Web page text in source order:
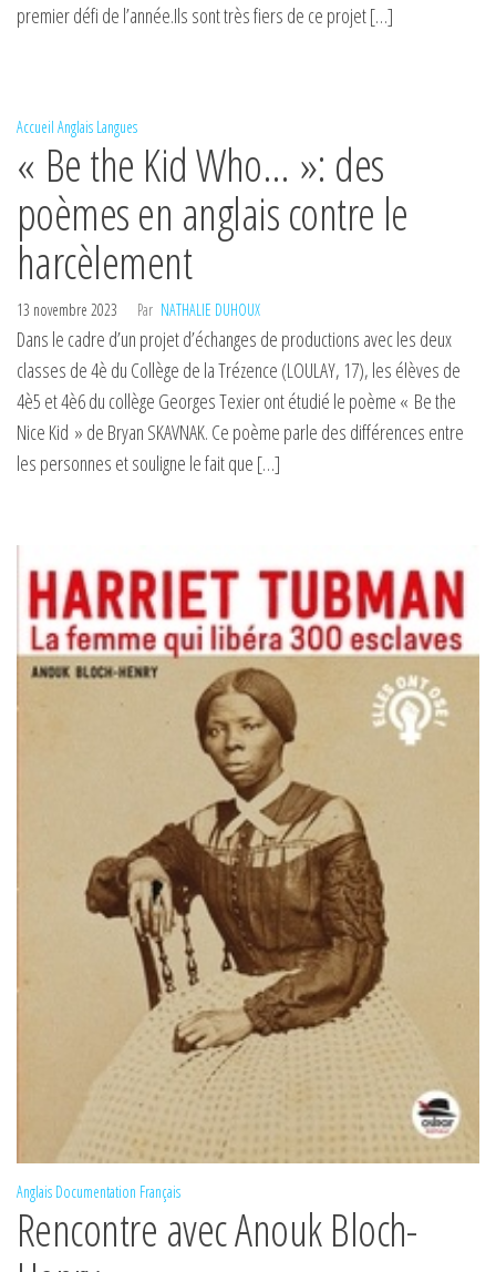
premier défi de l’année.Ils sont très fiers de ce projet […]
Accueil Anglais Langues
« Be the Kid Who… »: des
poèmes en anglais contre le
harcèlement
13 novembre 2023 Par NATHALIE DUHOUX
Dans le cadre d’un projet d’échanges de productions avec les deux
classes de 4è du Collège de la Trézence (LOULAY, 17), les élèves de
4è5 et 4è6 du collège Georges Texier ont étudié le poème « Be the
Nice Kid » de Bryan SKAVNAK. Ce poème parle des différences entre
les personnes et souligne le fait que […]
Anglais Documentation Français
Rencontre avec Anouk Bloch-